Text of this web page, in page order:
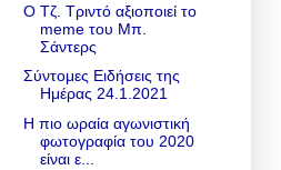
Ο Τζ. Τριντό αξιοποιεί το
meme του Μπ.
Σάντερς
Σύντομες Ειδήσεις της
Ημέρας 24.1.2021
Η πιο ωραία αγωνιστική
φωτογραφία του 2020
είναι ε...